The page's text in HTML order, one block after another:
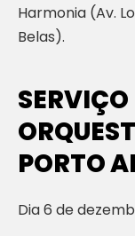
Harmonia (Av.
Belas).
PORTO
Dia 6 de